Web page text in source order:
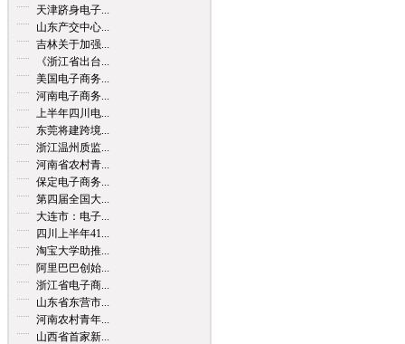
天津跻身电子...
山东产交中心...
吉林关于加强...
《浙江省出台...
美国电子商务...
河南电子商务...
上半年四川电...
东莞将建跨境...
浙江温州质监...
河南省农村青...
保定电子商务...
第四届全国大...
大连市：电子...
四川上半年41...
淘宝大学助推...
阿里巴巴创始...
浙江省电子商...
山东省东营市...
河南农村青年...
山西省首家新...